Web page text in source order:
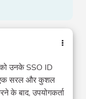
उनके SSO ID
एक सरल और कुशल
के बाद, उपयोगकर्ता